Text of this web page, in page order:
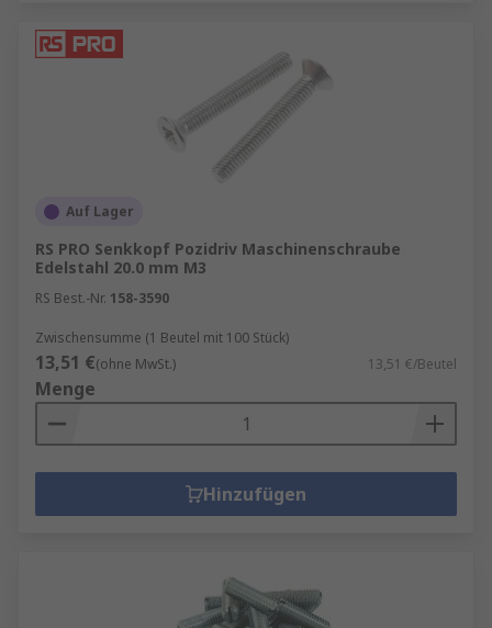
Auf Lager
RS PRO Senkkopf Pozidriv Maschinenschraube
Edelstahl 20.0 mm M3
RS Best.-Nr. 158-3590
Zwischensumme (1 Beutel mit 100 Stück)
13,51 €(ohne MwSt.) 13,51 €/Beutel
Menge
Hinzufügen